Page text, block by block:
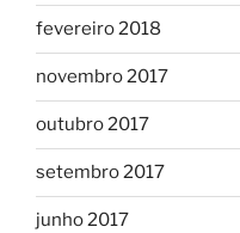
fevereiro 2018
novembro 2017
outubro 2017
setembro 2017
junho 2017